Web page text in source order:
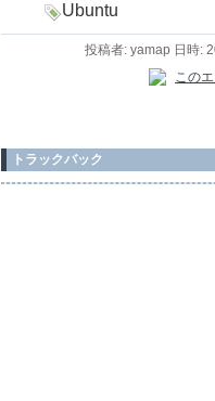
Ubuntu
投稿者: yamap 日時:
トラックバック